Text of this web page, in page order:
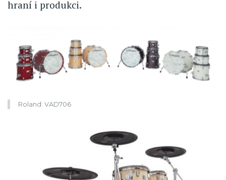
hraní i produkci.
Roland: VAD706